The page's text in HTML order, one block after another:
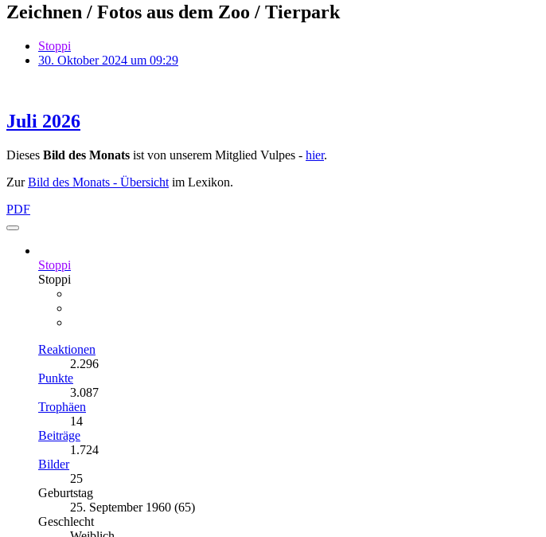
Zeichnen / Fotos aus dem Zoo / Tierpark
Stoppi
30. Oktober 2024 um 09:29
Juli 2026
Dieses Bild des Monats ist von unserem Mitglied Vulpes - hier.
ZurBild des Monats - Übersicht im Lexikon.
PDF
Stoppi
Stoppi
Reaktionen
2.296
Punkte
3.087
Trophäen
14
Beiträge
1.724
Bilder
25
Geburtstag
25. September 1960 (65)
Geschlecht